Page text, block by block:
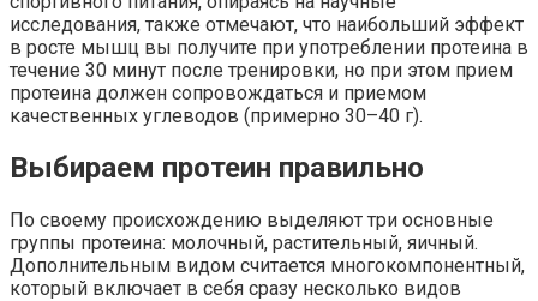
исследования, также отмечают, что наибольший эффект
в росте мышц вы получите при употреблении протеина в
течение 30 минут после тренировки, но при этом прием
протеина должен сопровождаться и приемом
качественных углеводов (примерно 30–40 г).
Выбираем протеин правильно
По своему происхождению выделяют три основные
группы протеина: молочный, растительный, яичный.
Дополнительным видом считается многокомпонентный,
который включает в себя сразу несколько видов